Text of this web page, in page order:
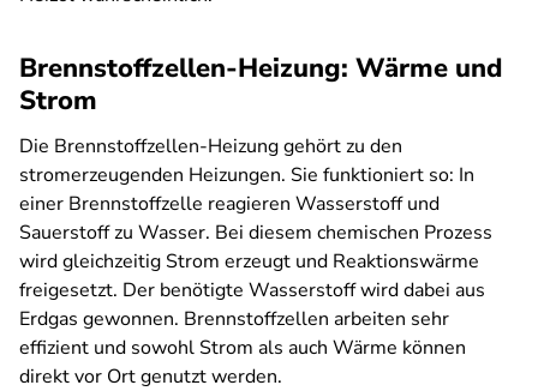
Brennstoffzellen-Heizung: Wärme und
Strom
Die Brennstoffzellen-Heizung gehört zu den
stromerzeugenden Heizungen. Sie funktioniert so: In
einer Brennstoffzelle reagieren Wasserstoff und
Sauerstoff zu Wasser. Bei diesem chemischen Prozess
wird gleichzeitig Strom erzeugt und Reaktionswärme
freigesetzt. Der benötigte Wasserstoff wird dabei aus
Erdgas gewonnen. Brennstoffzellen arbeiten sehr
effizient und sowohl Strom als auch Wärme können
direkt vor Ort genutzt werden.